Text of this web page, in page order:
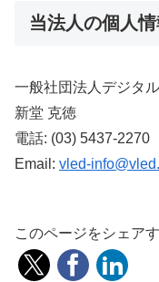
当法人の個人
一般社団法人デジタ
新堂 克徳
電話: (03) 5437-2270
Email: vled-
このページをシェア